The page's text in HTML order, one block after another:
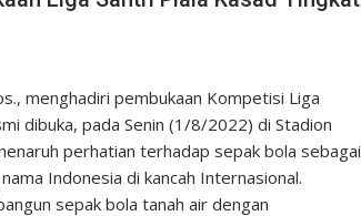
menghadiri pembukaan Kompetisi Liga
dibuka, pada Senin (1/8/2022) di Stadion
perhatian terhadap sepak bola sebagai
Indonesia di kancah Internasional.
sepak bola tanah air dengan